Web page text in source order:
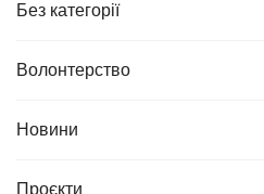
Без категорії
Волонтерство
Новини
Проєкти